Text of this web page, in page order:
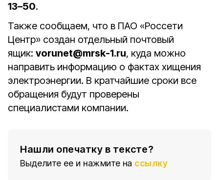
13–50.
Также сообщаем, что в ПАО «Россети
Центр» создан отдельный почтовый
ящик: vorunet@mrsk-1.ru, куда можно
направить информацию о фактах хищения
электроэнергии. В кратчайшие сроки все
обращения будут проверены
специалистами компании.
Нашли опечатку в тексте?
Выделите ее и нажмите на ссылку